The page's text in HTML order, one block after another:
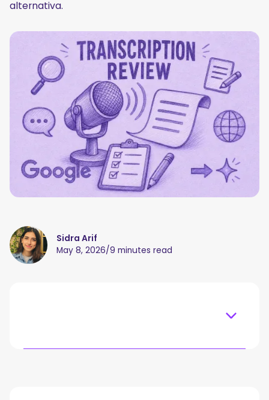
alternativa.
Sidra Arif
May 8, 2026/9 minutes read